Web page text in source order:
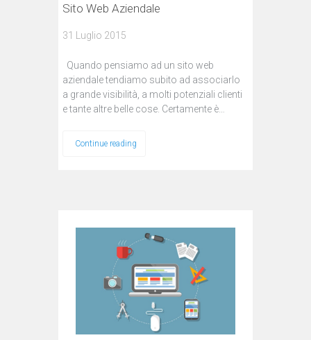
Sito Web Aziendale
31 Luglio 2015
Quando pensiamo ad un sito web
aziendale tendiamo subito ad associarlo
a grande visibilità, a molti potenziali clienti
e tante altre belle cose. Certamente è…
Continue reading